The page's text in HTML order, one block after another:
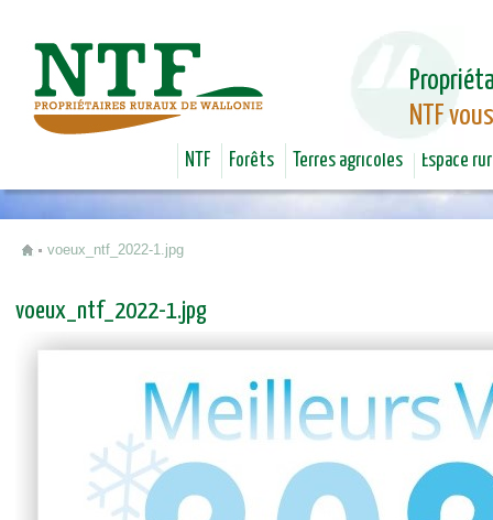
NTF
NTF Forêts Terres agricoles Espace
voeux_ntf_2022-1.jpg
voeux_ntf_2022-1.jpg